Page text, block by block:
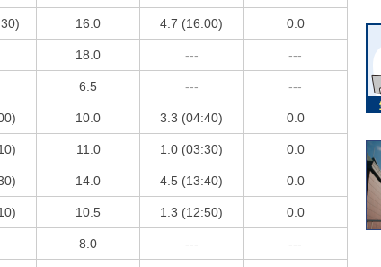
16.0 4.7 (16:00) 0.0
18.0 --- ---
6.5 --- ---
10.0 3.3 (04:40) 0.0
11.0 1.0 (03:30) 0.0
14.0 4.5 (13:40) 0.0
10.5 1.3 (12:50) 0.0
8.0 --- ---